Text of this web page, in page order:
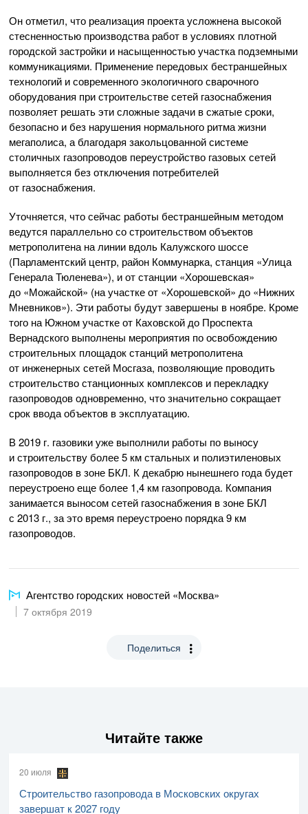
Он отметил, что реализация проекта усложнена высокой
стесненностью производства работ в условиях плотной
городской застройки и насыщенностью участка подземными
коммуникациями. Применение передовых бестраншейных
технологий и современного экологичного сварочного
оборудования при строительстве сетей газоснабжения
позволяет решать эти сложные задачи в сжатые сроки,
безопасно и без нарушения нормального ритма жизни
мегаполиса, а благодаря закольцованной системе
столичных газопроводов переустройство газовых сетей
выполняется без отключения потребителей
от газоснабжения.
Уточняется, что сейчас работы бестраншейным методом
ведутся параллельно со строительством объектов
метрополитена на линии вдоль Калужского шоссе
(Парламентский центр, район Коммунарка, станция «Улица
Генерала Тюленева»), и от станции «Хорошевская»
до «Можайской» (на участке от «Хорошевской» до «Нижних
Мневников»). Эти работы будут завершены в ноябре. Кроме
того на Южном участке от Каховской до Проспекта
Вернадского выполнены мероприятия по освобождению
строительных площадок станций метрополитена
от инженерных сетей Мосгаза, позволяющие проводить
строительство станционных комплексов и перекладку
газопроводов одновременно, что значительно сокращает
срок ввода объектов в эксплуатацию.
В 2019 г. газовики уже выполнили работы по выносу
и строительству более 5 км стальных и полиэтиленовых
газопроводов в зоне БКЛ. К декабрю нынешнего года будет
переустроено еще более 1,4 км газопровода. Компания
занимается выносом сетей газоснабжения в зоне БКЛ
с 2013 г., за это время переустроено порядка 9 км
газопроводов.
Агентство городских новостей «Москва»
7 октября 2019
Поделиться
Читайте также
20 июля
Строительство газопровода в Московских округах
завершат к 2027 году